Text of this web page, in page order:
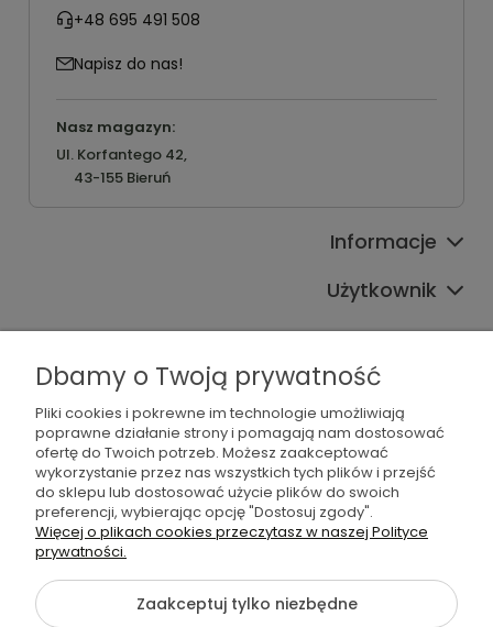
+48 695 491 508
Napisz do nas!
Nasz magazyn:
Ul. Korfantego 42,
43-155 Bieruń
Informacje
Użytkownik
Pomoc
Oferta
Sprawdź również
©2026 Wszelkie Prawa Zastrzeżone | Furgo.pl
Szablon Flex byEcommercy
Dbamy o Twoją prywatność
Pliki cookies i pokrewne im technologie umożliwiają
poprawne działanie strony i pomagają nam dostosować
ofertę do Twoich potrzeb. Możesz zaakceptować
wykorzystanie przez nas wszystkich tych plików i przejść
do sklepu lub dostosować użycie plików do swoich
preferencji, wybierając opcję "Dostosuj zgody".
Więcej o plikach cookies przeczytasz w naszej Polityce
prywatności.
Zaakceptuj tylko niezbędne